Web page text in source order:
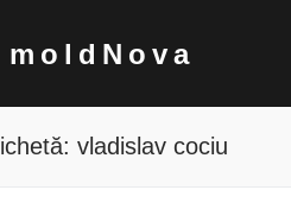
moldNova
vladislav cociu